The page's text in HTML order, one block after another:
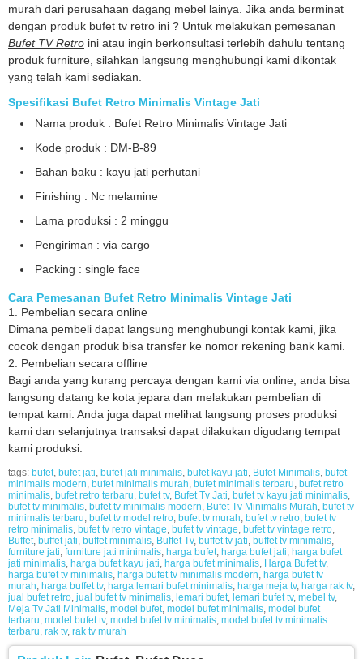
murah dari perusahaan dagang mebel lainya. Jika anda berminat
dengan produk bufet tv retro ini ? Untuk melakukan pemesanan
Bufet TV Retro ini atau ingin berkonsultasi terlebih dahulu tentang
produk furniture, silahkan langsung menghubungi kami dikontak
yang telah kami sediakan.
Spesifikasi Bufet Retro Minimalis Vintage Jati
Nama produk : Bufet Retro Minimalis Vintage Jati
Kode produk : DM-B-89
Bahan baku : kayu jati perhutani
Finishing : Nc melamine
Lama produksi : 2 minggu
Pengiriman : via cargo
Packing : single face
Cara Pemesanan Bufet Retro Minimalis Vintage Jati
1. Pembelian secara online
Dimana pembeli dapat langsung menghubungi kontak kami, jika
cocok dengan produk bisa transfer ke nomor rekening bank kami.
2. Pembelian secara offline
Bagi anda yang kurang percaya dengan kami via online, anda bisa
langsung datang ke kota jepara dan melakukan pembelian di
tempat kami. Anda juga dapat melihat langsung proses produksi
kami dan selanjutnya transaksi dapat dilakukan digudang tempat
kami produksi.
tags: bufet, bufet jati, bufet jati minimalis, bufet kayu jati, Bufet Minimalis, bufet
minimalis modern, bufet minimalis murah, bufet minimalis terbaru, bufet retro
minimalis, bufet retro terbaru, bufet tv, Bufet Tv Jati, bufet tv kayu jati minimalis,
bufet tv minimalis, bufet tv minimalis modern, Bufet Tv Minimalis Murah, bufet tv
minimalis terbaru, bufet tv model retro, bufet tv murah, bufet tv retro, bufet tv
retro minimalis, bufet tv retro vintage, bufet tv vintage, bufet tv vintage retro,
Buffet, buffet jati, buffet minimalis, Buffet Tv, buffet tv jati, buffet tv minimalis,
furniture jati, furniture jati minimalis, harga bufet, harga bufet jati, harga bufet
jati minimalis, harga bufet kayu jati, harga bufet minimalis, Harga Bufet tv,
harga bufet tv minimalis, harga bufet tv minimalis modern, harga bufet tv
murah, harga buffet tv, harga lemari bufet minimalis, harga meja tv, harga rak tv,
jual bufet retro, jual bufet tv minimalis, lemari bufet, lemari bufet tv, mebel tv,
Meja Tv Jati Minimalis, model bufet, model bufet minimalis, model bufet
terbaru, model bufet tv, model bufet tv minimalis, model bufet tv minimalis
terbaru, rak tv, rak tv murah